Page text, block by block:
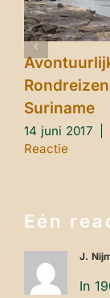
Suriname
14 juni 2017
Reactie
Eén
J.
In